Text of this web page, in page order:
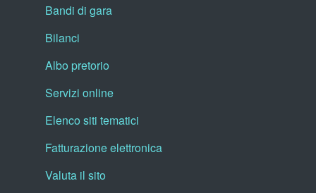
Bandi di gara
Bilanci
Albo pretorio
Servizi online
Elenco siti tematici
Fatturazione elettronica
Valuta il sito